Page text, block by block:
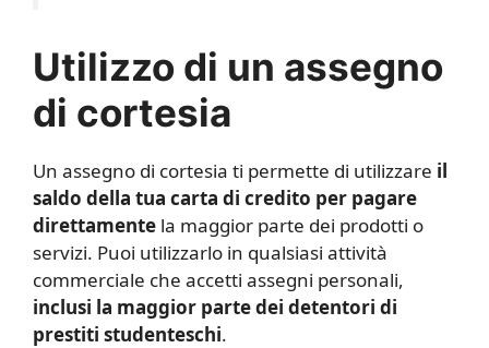
Utilizzo di un assegno
di cortesia
Un assegno di cortesia ti permette di utilizzare il
saldo della tua carta di credito per pagare
direttamente la maggior parte dei prodotti o
servizi. Puoi utilizzarlo in qualsiasi attività
commerciale che accetti assegni personali,
inclusi la maggior parte dei detentori di
prestiti studenteschi.